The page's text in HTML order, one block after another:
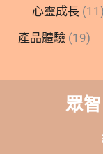
心靈成長 (11)
產品體驗 (19)
眾